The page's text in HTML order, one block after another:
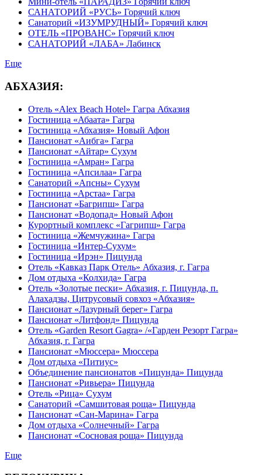
САНАТОРИЙ «РУСЬ» Горячий ключ
Санаторий «ИЗУМРУДНЫЙ» Горячий ключ
ОТЕЛЬ «ПРОВАНС» Горячий ключ
САНАТОРИЙ «ЛАБА» Лабинск
Еще
АБХАЗИЯ:
Отель «Alex Beach Hotel» Гагра Абхазия
Гостиница «Абаата» Гагра
Гостиница «Абхазия» Новый Афон
Пансионат «Аибга» Гагра
Пансионат «Айтар» Сухум
Гостиница «Амран» Гагра
Гостиница «Апсилаа» Гагра
Санаторий «Апсны» Сухум
Гостиница «Арстаа» Гагра
Пансионат «Багрипш» Гагра
Пансионат «Водопад» Новый Афон
Курортный комплекс «Гагрипш» Гагра
Гостиница «Жемчужина» Гагра
Гостиница «Интер-Сухум»
Гостиница «Ирэн» Пицунда
Отель «Кавказ Парк Отель» Абхазия, г. Гагра
Дом отдыха «Колхида» Гагра
Отель «Золотые пески» Абхазия, г. Пицунда, п.
Алахадзы, Цитрусовый совхоз «Абхазия»
Пансионат «Лазурный берег» Гагра
Пансионат «Литфонд» Пицунда
Отель «Garden Resort Gagra» /«Гарден Резорт Гагра»
Абхазия, г. Гагра
Пансионат «Мюссера» Мюссера
Дом отдыха «Питиус»
Объединение пансионатов «Пицунда» Пицунда
Пансионат «Ривьера» Пицунда
Отель «Рица» Сухум
Санаторий «Самшитовая роща» Пицунда
Пансионат «Сан-Марина» Гагра
Дом отдыха «Солнечный» Гагра
Пансионат «Сосновая роща» Пицунда
Еще